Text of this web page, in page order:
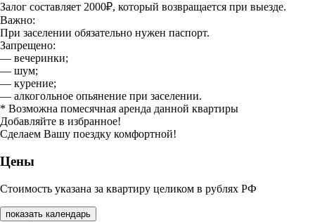
Залог составляет 2000₽, который возвращается при выезде.
Важно:
При заселении обязательно нужен паспорт.
Запрещено:
— вечеринки;
— шум;
— курение;
— алкогольное опьянение при заселении.
* Возможна помесячная аренда данной квартиры
Добавляйте в избранное!
Сделаем Вашу поездку комфортной!
Цены
Стоимость указана за квартиру целиком в рублях РФ
показать календарь